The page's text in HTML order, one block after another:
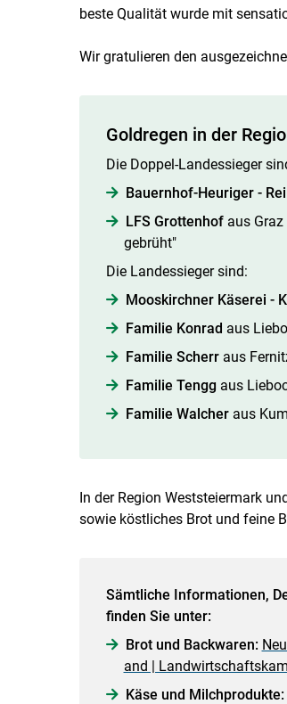
beste Qualität wurde mit
Wir gratulieren den
Goldregen in der
Die Doppel-Landessieger
Bauernhof-Heuriger -
LFS Grottenhof aus
gebrüht"
Die Landessieger sind:
Mooskirchner Käserei -
Familie Konrad aus
Familie Scherr aus
Familie Tengg aus
Familie Walcher aus
In der Region Weststeiermark
sowie köstliches Brot und feine
Sämtliche Informationen,
finden Sie unter:
Brot und Backwaren:
and |
Käse und Milchprodukte: